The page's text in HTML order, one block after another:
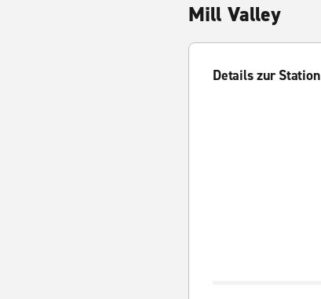
Mill Valley
Details zur Station